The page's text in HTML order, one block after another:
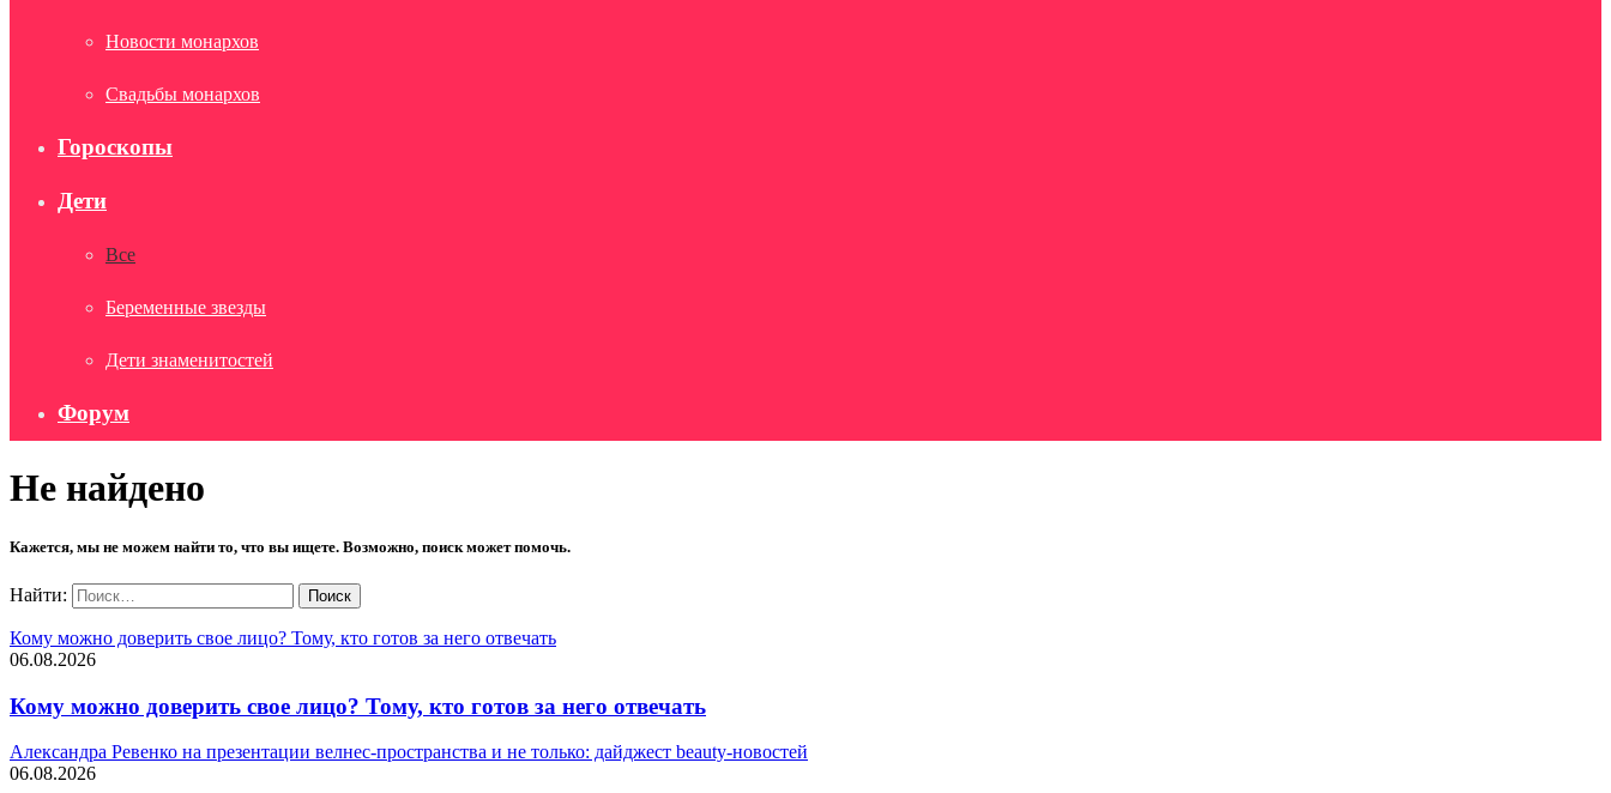
Новости монархов
Свадьбы монархов
Гороскопы
Дети
Все
Беременные звезды
Дети знаменитостей
Форум
Не найдено
Кажется, мы не можем найти то, что вы ищете. Возможно, поиск может помочь.
Найти:
Кому можно доверить свое лицо? Тому, кто готов за него отвечать
06.08.2026
Кому можно доверить свое лицо? Тому, кто готов за него отвечать
Александра Ревенко на презентации велнес-пространства и не только: дайджест beauty-новостей
06.08.2026